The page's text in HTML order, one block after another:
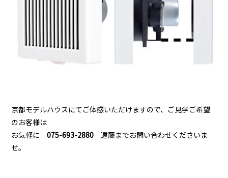
京都モデルハウスにてご体感いただけますので、ご見学ご希望
のお客様は
お気軽に075-693-2880 遠藤までお問い合わせくださいま
せ。